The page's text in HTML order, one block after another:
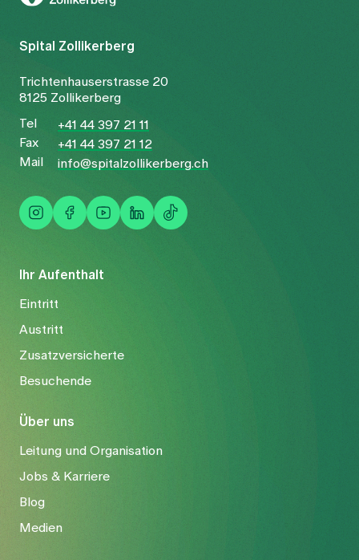
Ihr Aufenthalt
Eintritt
Austritt
Zusatzversicherte
Besuchende
Über uns
Leitung und Organisation
Jobs & Karriere
Blog
Medien
Spital Zollikerberg
Trichtenhauserstrasse 20
8125 Zollikerberg
Tel
+41 44 397 21 11
Fax
+41 44 397 21 12
Mail
info@spitalzollikerberg.ch